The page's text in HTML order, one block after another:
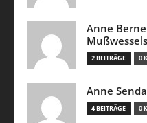
Anne
Mußwessels
2 BEITRÄGE 0
Anne
4 BEITRÄGE 0